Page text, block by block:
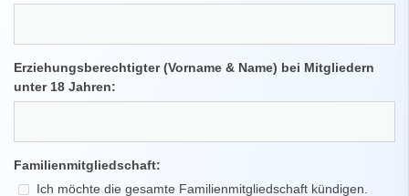
Erziehungsberechtigter (Vorname & Name) bei Mitgliedern
unter 18 Jahren:
Familienmitgliedschaft:
Ich möchte die gesamte Familienmitgliedschaft kündigen.